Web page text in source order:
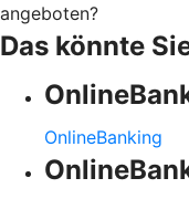
angeboten?
Das könnte
OnlineBanking